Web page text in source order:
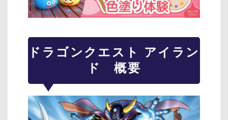
ドラゴンクエスト アイラン
ド 概要